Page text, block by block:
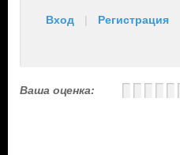
Вход | Регистрация
Ваша оценка: